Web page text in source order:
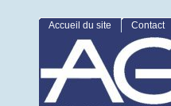
Accueil du site Contact